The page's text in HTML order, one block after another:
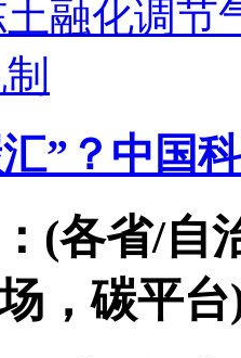
”？中国
(各省/自
，碳平台